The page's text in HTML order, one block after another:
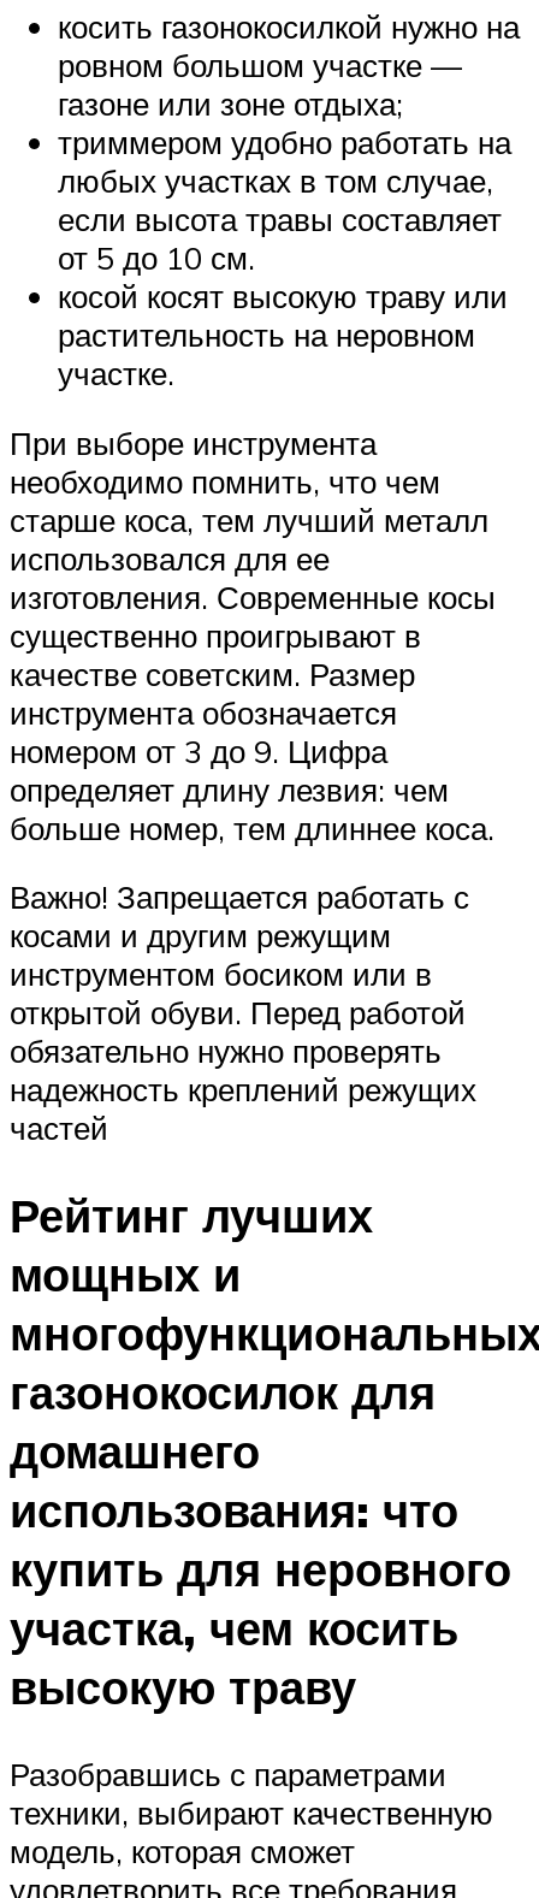
косить газонокосилкой нужно на
ровном большом участке —
газоне или зоне отдыха;
триммером удобно работать на
любых участках в том случае,
если высота травы составляет
от 5 до 10 см.
косой косят высокую траву или
растительность на неровном
участке.
При выборе инструмента
необходимо помнить, что чем
старше коса, тем лучший металл
использовался для ее
изготовления. Современные косы
существенно проигрывают в
качестве советским. Размер
инструмента обозначается
номером от 3 до 9. Цифра
определяет длину лезвия: чем
больше номер, тем длиннее коса.
Важно! Запрещается работать с
косами и другим режущим
инструментом босиком или в
открытой обуви. Перед работой
обязательно нужно проверять
надежность креплений режущих
частей
Рейтинг лучших
мощных и
газонокосилок для
домашнего
использования: что
купить для неровного
участка, чем косить
высокую траву
Разобравшись с параметрами
техники, выбирают качественную
модель, которая сможет
удовлетворить все требования,